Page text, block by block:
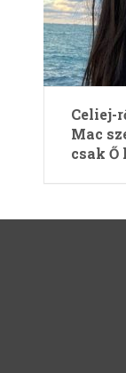
Celiej-
Mac
csak Ő